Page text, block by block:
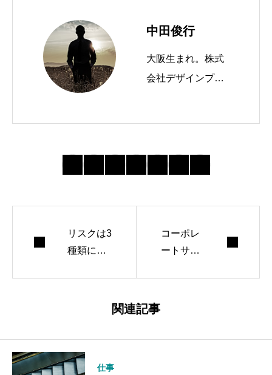
中田俊行
大阪生まれ。株式
会社デザインプラ
Dを運営したり、
ブログやメルマガ
リスクは3
種類に分
コーポレ
ートサイ
関連記事
仕事